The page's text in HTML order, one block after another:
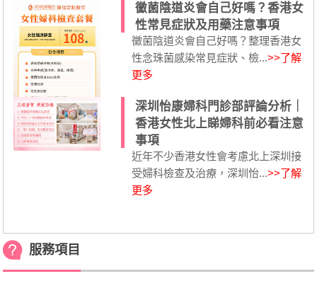
黴菌陰道炎會自己好嗎？香港女
性常見症狀及用藥注意事項
黴菌陰道炎會自己好嗎？整理香港女
性念珠菌感染常見症狀、檢...>>了解
更多
深圳怡康婦科門診部評論分析｜
香港女性北上睇婦科前必看注意
事項
近年不少香港女性會考慮北上深圳接
受婦科檢查及治療，深圳怡...>>了解
更多
服務項目